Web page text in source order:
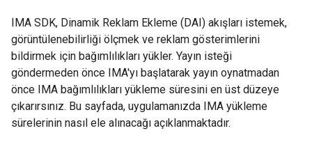
IMA SDK, Dinamik Reklam Ekleme (DAI) akışları istemek,
görüntülenebilirliği ölçmek ve reklam gösterimlerini
bildirmek için bağımlılıkları yükler. Yayın isteği
göndermeden önce IMA'yı başlatarak yayın oynatmadan
önce IMA bağımlılıkları yükleme süresini en üst düzeye
çıkarırsınız. Bu sayfada, uygulamanızda IMA yükleme
sürelerinin nasıl ele alınacağı açıklanmaktadır.